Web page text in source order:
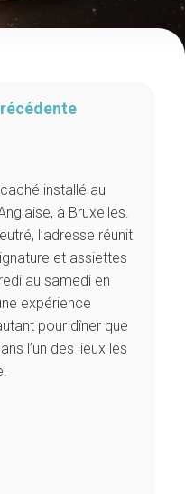
installé au
à Bruxelles.
l’adresse réunit
et assiettes
au samedi en
expérience
pour dîner que
l’un des lieux les